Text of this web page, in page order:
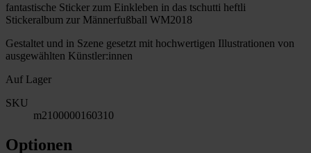
fantastische Sticker zum Einkleben in das tschutti heftli
Stickeralbum zur Männerfußball WM2018
Gestaltet und in Szene gesetzt mit hochwertigen Illustrationen von
ausgewählten Künstler:innen
Auf Lager
SKU
m2100000160310
Optionen